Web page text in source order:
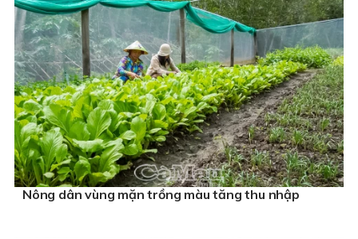
Nông dân vùng mặn trồng màu tăng thu nhập